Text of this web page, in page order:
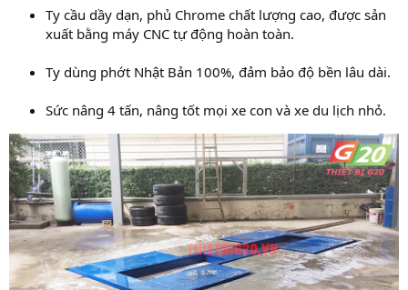
Ty cầu dầy dạn, phủ Chrome chất lượng cao, được sản
xuất bằng máy CNC tự động hoàn toàn.
Ty dùng phớt Nhật Bản 100%, đảm bảo độ bền lâu dài.
Sức nâng 4 tấn, nâng tốt mọi xe con và xe du lịch nhỏ.